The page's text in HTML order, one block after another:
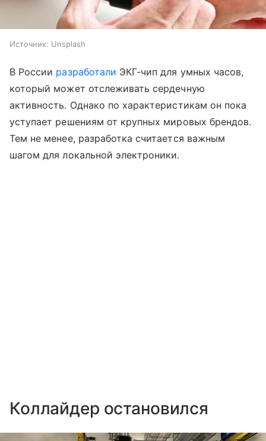
Источник: Unsplash
В России разработали ЭКГ-чип для умных часов,
который может отслеживать сердечную
активность. Однако по характеристикам он пока
уступает решениям от крупных мировых брендов.
Тем не менее, разработка считается важным
шагом для локальной электроники.
Коллайдер остановился